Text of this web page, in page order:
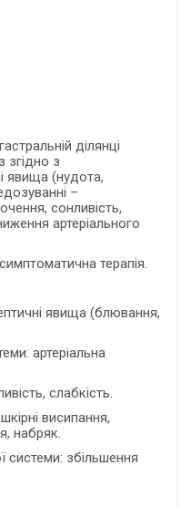
ділянці
згідно з
явища (нудота,
–
сонливість,
артеріального
терапія.
явища (блювання,
артеріальна
слабкість.
висипання,
набряк.
системи: збільшення